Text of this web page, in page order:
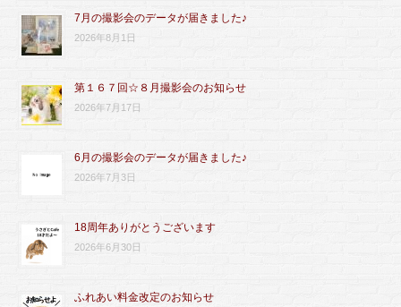
7月の撮影会のデータが届きました♪
2026年8月1日
第１６７回☆８月撮影会のお知らせ
2026年7月17日
6月の撮影会のデータが届きました♪
2026年7月3日
18周年ありがとうございます
2026年6月30日
ふれあい料金改定のお知らせ